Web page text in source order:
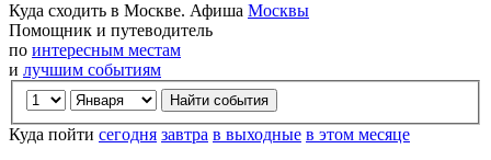
Куда сходить в Москве. Афиша Москвы
Помощник и путеводитель
по интересным местам
и лучшим событиям
Куда пойти сегодня завтра в выходные в этом месяце